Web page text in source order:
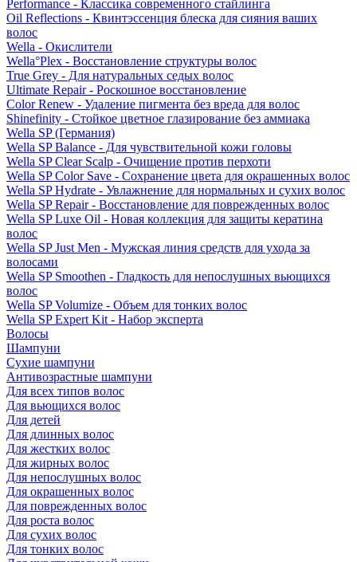
Performance - Классика современного стайлинга
Oil Reflections - Квинтэссенция блеска для сияния ваших
волос
Wella - Окислители
Wella°Plex - Восстановление структуры волос
True Grey - Для натуральных седых волос
Ultimate Repair - Роскошное восстановление
Color Renew - Удаление пигмента без вреда для волос
Shinefinity - Стойкое цветное глазирование без аммиака
Wella SP (Германия)
Wella SP Balance - Для чувствительной кожи головы
Wella SP Clear Scalp - Очищение против перхоти
Wella SP Color Save - Сохранение цвета для окрашенных волос
Wella SP Hydrate - Увлажнение для нормальных и сухих волос
Wella SP Repair - Восстановление для поврежденных волос
Wella SP Luxe Oil - Новая коллекция для защиты кератина
волос
Wella SP Just Men - Мужская линия средств для ухода за
волосами
Wella SP Smoothen - Гладкость для непослушных вьющихся
волос
Wella SP Volumize - Объем для тонких волос
Wella SP Expert Kit - Набор эксперта
Волосы
Шампуни
Сухие шампуни
Антивозрастные шампуни
Для всех типов волос
Для вьющихся волос
Для детей
Для длинных волос
Для жестких волос
Для жирных волос
Для непослушных волос
Для окрашенных волос
Для поврежденных волос
Для роста волос
Для сухих волос
Для тонких волос